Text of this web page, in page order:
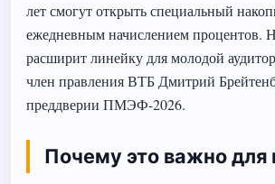
лет смогут открыть специальный
ежедневным начислением процентов.
расширит линейку для молодой
член правления ВТБ Дмитрий
преддверии ПМЭФ-2026.
Почему это важно